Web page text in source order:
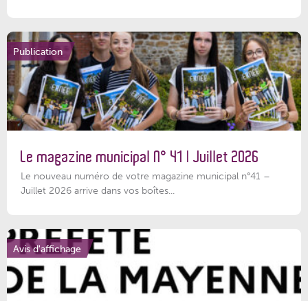
Publication
Le magazine municipal N° 41 | Juillet 2026
Le nouveau numéro de votre magazine municipal n°41 –
Juillet 2026 arrive dans vos boîtes...
Avis d'affichage